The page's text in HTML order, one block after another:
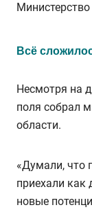
Министерство
Всё
Несмотря на
поля собрал
области.
«Думали, что
приехали как
новые